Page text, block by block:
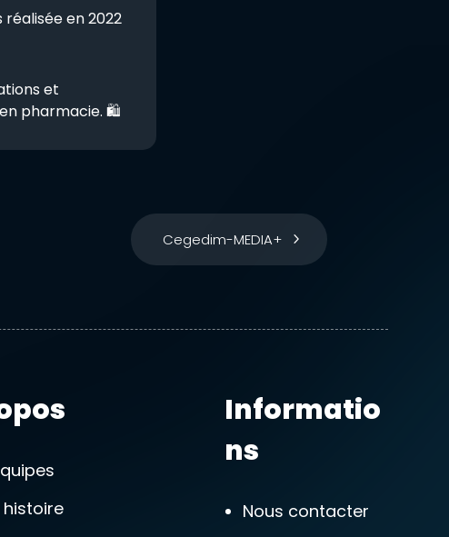
en 2022
et
pharmacie. 🛍️
Cegedim-MEDIA+
histoire
Informatio
ns
Nous contacter